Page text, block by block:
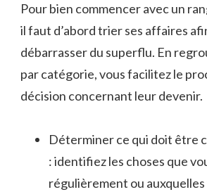
Pour bien commencer avec un
il faut d’abord trier ses affaires
débarrasser du superflu. En
par catégorie, vous facilitez le
décision concernant leur devenir.
Déterminer ce qui doit être
: identifiez les choses que
régulièrement ou